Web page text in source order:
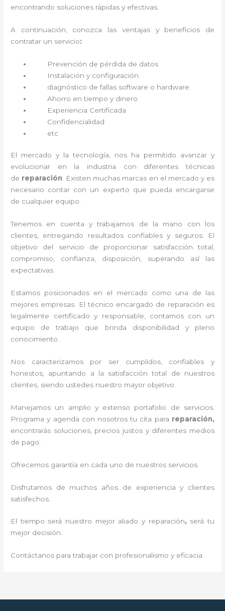
encontrando soluciones rápidas y efectivas.
A continuación, conozca las ventajas y beneficios de
contratar un servicio:
Prevención de pérdida de datos
Instalación y configuración
diagnóstico de fallas software o hardware
Ahorro en tiempo y dinero
Experiencia Certificada
Confidencialidad
etc
El mercado y la tecnología, nos ha permitido avanzar y
evolucionar en la industria con diferentes técnicas
de reparación. Existen muchas marcas en el mercado y es
necesario contar con un experto que pueda encargarse
de cualquier equipo.
Tenemos en cuenta y trabajamos de la mano con los
clientes, entregando resultados confiables y seguros. El
objetivo del servicio de proporcionar satisfacción total,
compromiso, confianza, disposición, superando así las
expectativas.
Estamos posicionados en el mercado como una de las
mejores empresas. El técnico encargado de reparación es
legalmente certificado y responsable, contamos con un
equipo de trabajo que brinda disponibilidad y pleno
conocimiento.
Nos caracterizamos por ser cumplidos, confiables y
honestos, apuntando a la satisfacción total de nuestros
clientes, siendo ustedes nuestro mayor objetivo.
Manejamos un amplio y extenso portafolio de servicios.
Programa y agenda con nosotros tu cita para reparación,
encontrarás soluciones, precios justos y diferentes medios
de pago.
Ofrecemos garantía en cada uno de nuestros servicios.
Disfrutamos de muchos años de experiencia y clientes
satisfechos.
El tiempo será nuestro mejor aliado y reparaciòn, será tu
mejor decisión.
Contáctanos para trabajar con profesionalismo y eficacia.